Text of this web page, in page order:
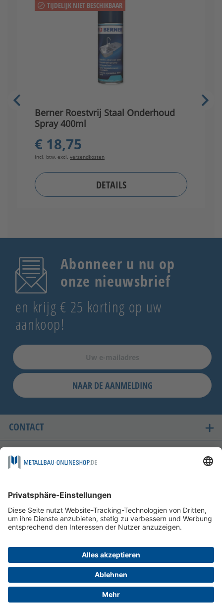
TIJDELIJK NIET BESCHIKBAAR
Berner Roestvrij Staal Onderhoud
Spray 400ml
€ 18,75
incl. btw, excl. verzendkosten
DETAILS
Abonneer u nu op
onze nieuwsbrief
en krijg € 25 korting op uw
aankoop!
NAAR DE AANMELDING
CONTACT
ONZE LANDEN VAN LEVERING
FOLGEN SIE UNS AUF
BETAALMOGELIJKHEDEN
HELP EN SERVICE